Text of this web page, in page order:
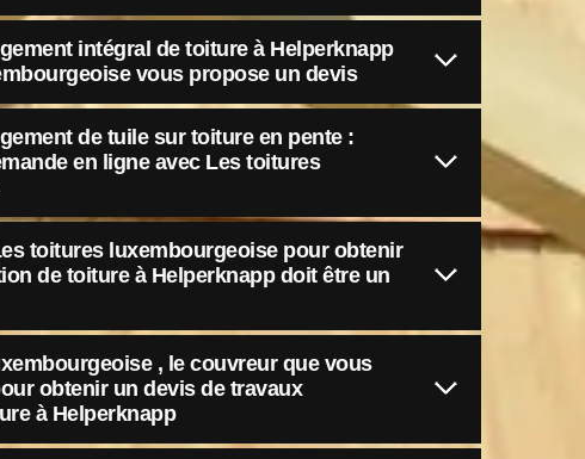
intégral de toiture à Helperknapp
vous propose un devis
de tuile sur toiture en pente :
en ligne avec Les toitures
toitures luxembourgeoise pour obtenir
de toiture à Helperknapp doit être un
, le couvreur que vous
obtenir un devis de travaux
à Helperknapp